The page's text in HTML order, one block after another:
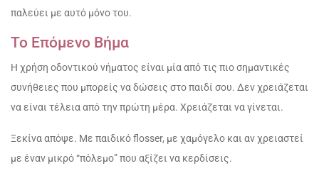
παλεύει με αυτό μόνο του.
Το Επόμενο Βήμα
Η χρήση οδοντικού νήματος είναι μία από τις πιο σημαντικές
συνήθειες που μπορείς να δώσεις στο παιδί σου. Δεν χρειάζεται
να είναι τέλεια από την πρώτη μέρα. Χρειάζεται να γίνεται.
Ξεκίνα απόψε. Με παιδικό flosser, με χαμόγελο και αν χρειαστεί
με έναν μικρό “πόλεμο” που αξίζει να κερδίσεις.